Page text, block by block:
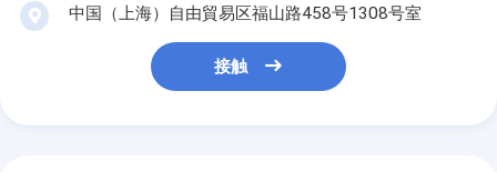
中国（上海）自由貿易区福山路458号1308号室
接触